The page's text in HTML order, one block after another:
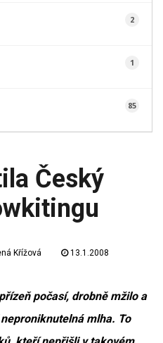
2
1
85
Český
Křížová 13.1.2008
počasí, drobně mžilo a
mlha. To